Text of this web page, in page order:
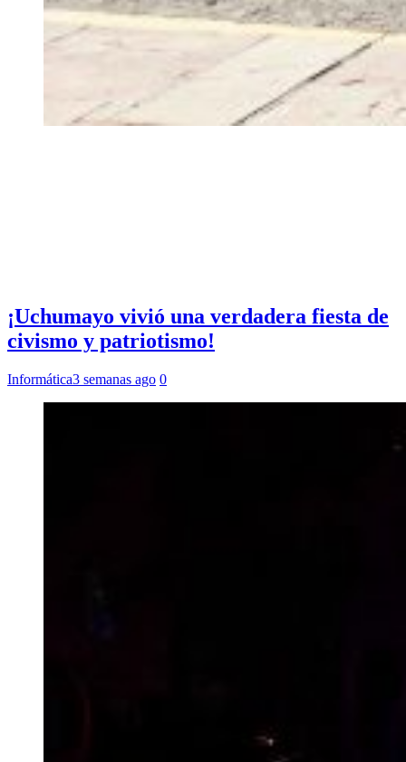
¡Uchumayo vivió una verdadera fiesta de
civismo y patriotismo!
Informática3 semanas ago 0